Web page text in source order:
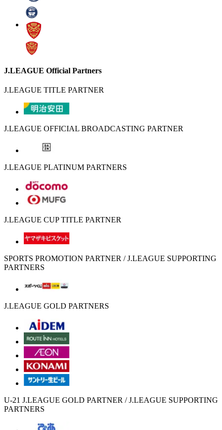
J.LEAGUE Official Partners
J.LEAGUE TITLE PARTNER
J.LEAGUE OFFICIAL BROADCASTING PARTNER
J.LEAGUE PLATINUM PARTNERS
J.LEAGUE CUP TITLE PARTNER
SPORTS PROMOTION PARTNER / J.LEAGUE SUPPORTING
PARTNERS
J.LEAGUE GOLD PARTNERS
U-21 J.LEAGUE GOLD PARTNER / J.LEAGUE SUPPORTING
PARTNERS